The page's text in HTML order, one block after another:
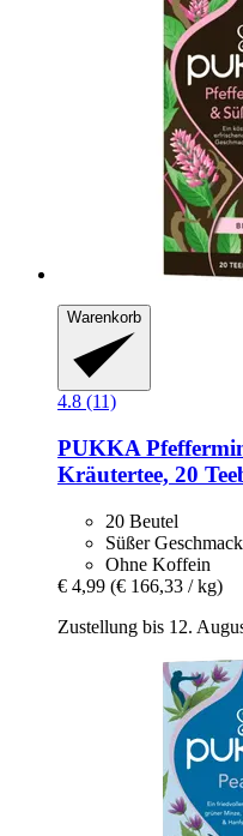
Warenkorb
4.8 (11)
PUKKA
Kräutertee, 20
20 Beutel
Süßer Geschmack
Ohne Koffein
€ 4,99 (€ 166,33 / kg)
Zustellung bis 12.